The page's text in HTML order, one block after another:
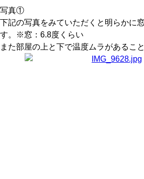
写真①
下記の写真をみていただくと明らかに
す。※窓：6.8度くらい
また部屋の上と下で温度ムラがあるこ